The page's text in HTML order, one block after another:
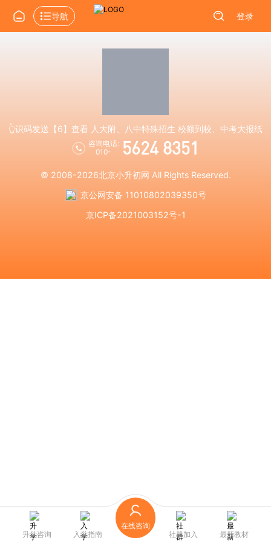
导航 登录
👆识码发送【6】查看 人大附、八中特殊招生 校额到校、中考大报纸
咨询电话:
010-
5624 8351
© 2008-2026北京小升初网 All Rights Reserved.
京公网安备 11010802039350号
京ICP备2021003152号-1
升学咨询 入学指南
在线咨询
社群加入
最新教材